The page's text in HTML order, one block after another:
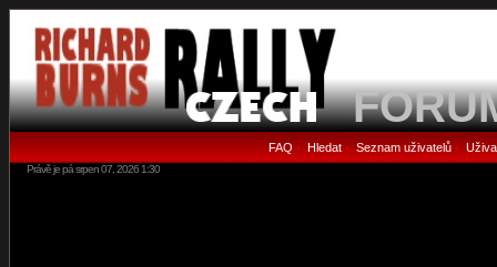
FAQ • Hledat• Seznam uživatelů•
Právě je pá srpen 07, 2026 1:30